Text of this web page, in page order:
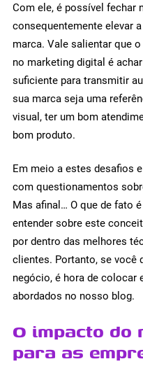
Com ele, é possível fechar
consequentemente elevar
marca. Vale salientar que
no marketing digital é
suficiente para transmitir
sua marca seja uma
visual, ter um bom
bom produto.
Em meio a estes desafios
com questionamentos
Mas afinal… O que de fato
entender sobre este
por dentro das melhores
clientes. Portanto, se você
negócio, é hora de colocar
abordados no nosso blog.
O impacto
para as